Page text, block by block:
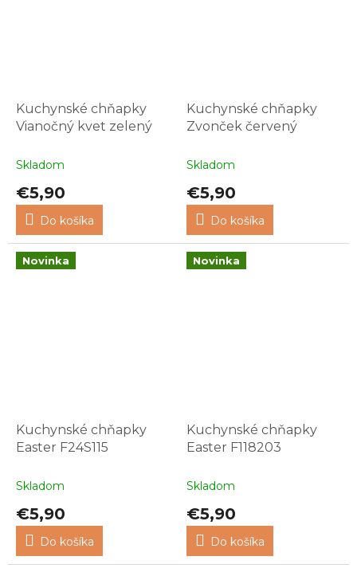
Kuchynské chňapky
Vianočný kvet zelený
Skladom
€5,90
Do košíka
Kuchynské chňapky
Zvonček červený
Skladom
€5,90
Do košíka
Novinka
Kuchynské chňapky
Easter F24S115
Skladom
€5,90
Do košíka
Novinka
Kuchynské chňapky
Easter F118203
Skladom
€5,90
Do košíka